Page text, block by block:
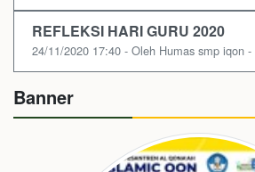
REFLEKSI HARI GURU 2020
24/11/2020 17:40 - Oleh Humas smp iqon
Banner